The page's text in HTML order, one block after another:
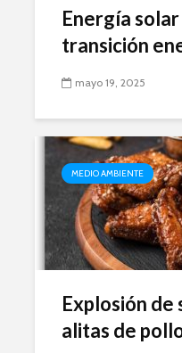
Energía
transición
mayo 19, 2025
MEDIO AMBIENTE
Explosión de
alitas de